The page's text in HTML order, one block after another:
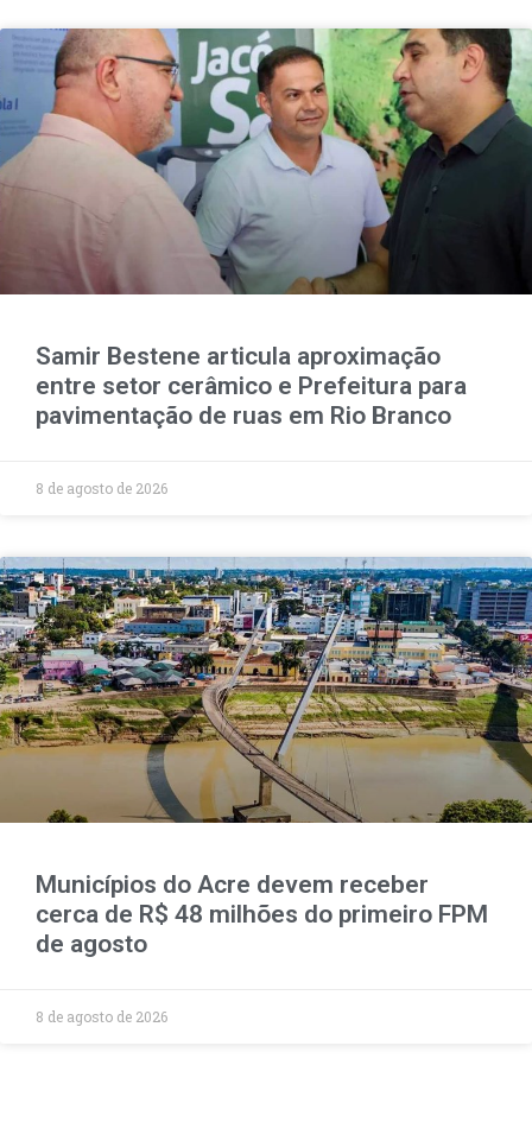
Samir Bestene articula aproximação
entre setor cerâmico e Prefeitura para
pavimentação de ruas em Rio Branco
8 de agosto de 2026
Municípios do Acre devem receber
cerca de R$ 48 milhões do primeiro FPM
de agosto
8 de agosto de 2026